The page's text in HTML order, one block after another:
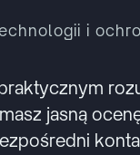
i
jasną